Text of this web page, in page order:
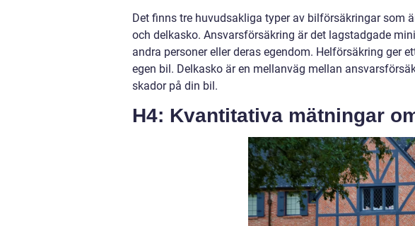
Det finns tre huvudsakliga typer av bilförsäkringar som
och delkasko. Ansvarsförsäkring är det lagstadgade
andra personer eller deras egendom. Helförsäkring ger
egen bil. Delkasko är en mellanväg mellan
skador på din bil.
H4: Kvantitativa mätningar